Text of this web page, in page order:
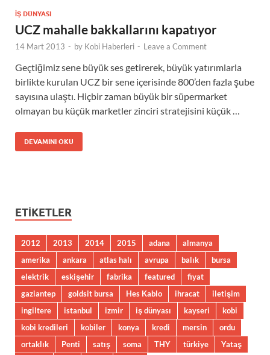
İŞ DÜNYASI
UCZ mahalle bakkallarını kapatıyor
14 Mart 2013 - by Kobi Haberleri - Leave a Comment
Geçtiğimiz sene büyük ses getirerek, büyük yatırımlarla
birlikte kurulan UCZ bir sene içerisinde 800’den fazla şube
sayısına ulaştı. Hiçbir zaman büyük bir süpermarket
olmayan bu küçük marketler zinciri stratejisini küçük …
DEVAMINI OKU
ETIKETLER
2012 2013 2014 2015 adana
almanya
amerika
ankara atlas halı avrupa balık
bursa
elektrik
eskişehir fabrika featured
fiyat
gaziantep
goldsit bursa Hes Kablo ihracat
iletişim
ingiltere
istanbul izmir iş dünyası kayseri
kobi
kobi kredileri
kobiler konya kredi mersin
ordu
ortaklık
Penti satış soma THY türkiye Yataş